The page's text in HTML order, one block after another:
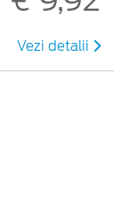
Vezi detalii